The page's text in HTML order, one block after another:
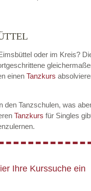
oder im Kreis?
einen Tanzkurs
den Tanzschulen, was
Tanzkurs für Singles